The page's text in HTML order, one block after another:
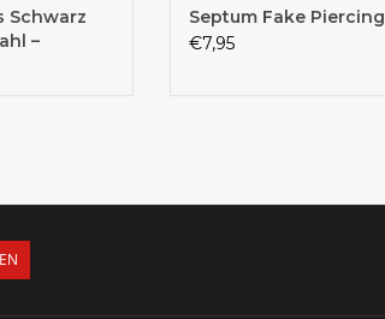
Schwarz
–
mit
Septum Fake Piercing
€7,95